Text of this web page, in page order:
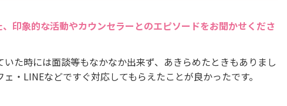
印象的な活動やカウンセラーとのエピソードをお聞かせくださ
た時には面談等もなかなか出来ず、あきらめたときもありまし
・LINEなどですぐ対応してもらえたことが良かったです。